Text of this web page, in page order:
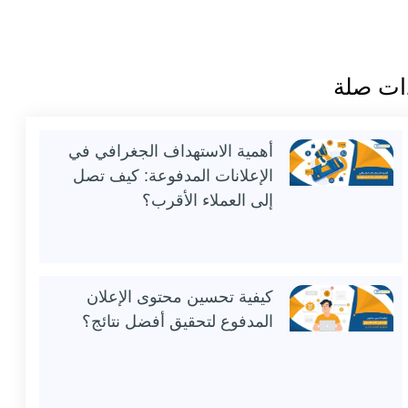
صلة
أهمية الاستهداف الجغرافي في
الإعلانات المدفوعة: كيف تصل
إلى العملاء الأقرب؟
كيفية تحسين محتوى الإعلان
المدفوع لتحقيق أفضل نتائج؟